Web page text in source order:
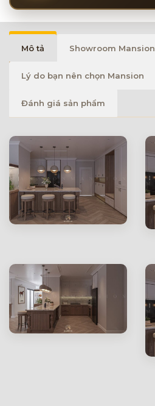
Mô tả Showroom Mansion
Lý do bạn nên chọn Mansion
Đánh giá sản phẩm